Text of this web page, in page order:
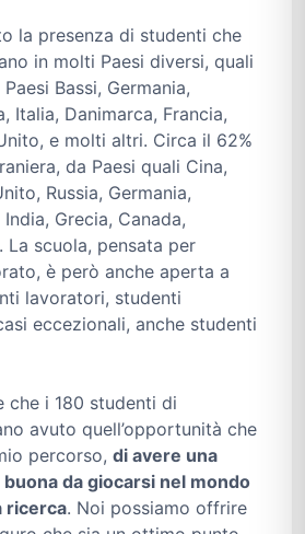
la presenza di studenti che
in molti Paesi diversi, quali
Bassi, Germania,
Italia, Danimarca, Francia,
e molti altri. Circa il 62%
da Paesi quali Cina,
Russia, Germania,
Grecia, Canada,
La scuola, pensata per
è però anche aperta a
lavoratori, studenti
eccezionali, anche studenti
che i 180 studenti di
avuto quell’opportunità che
percorso, di avere una
da giocarsi nel mondo
ricerca. Noi possiamo offrire